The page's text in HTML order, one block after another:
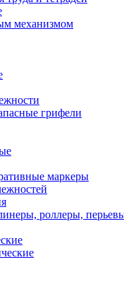
механизмом
грифели
маркеры
роллеры,